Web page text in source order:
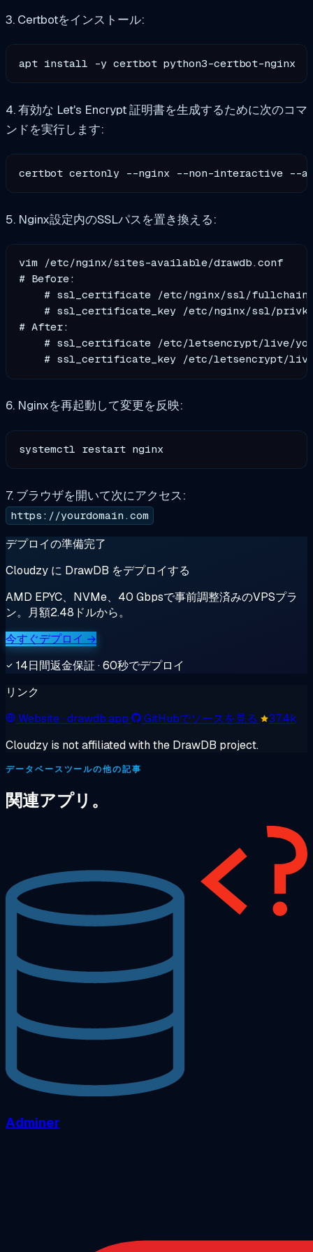
3. Certbotをインストール:
4. 有効な Let's Encrypt 証明書を生成するために次のコマ
ンドを実行します:
certbot certonly --nginx --non-interactive --
5. Nginx設定内のSSLパスを置き換える:
vim /etc/nginx/sites-available/drawdb.conf
# Before:
# ssl_certificate /etc/nginx/ssl/
# ssl_certificate_key /etc/nginx/ssl/
# After:
# ssl_certificate /etc/letsencrypt/live/
6. Nginxを再起動して変更を反映:
7. ブラウザを開いて次にアクセス:
https://yourdomain.com
デプロイの準備完了
Cloudzy に DrawDB をデプロイする
AMD EPYC、NVMe、40 Gbpsで事前調整済みのVPSプラ
ン。月額2.48ドルから。
今すぐデプロイ →
14日間返金保証 · 60秒でデプロイ
リンク
Website· drawdb.app GitHubでソースを見る
37.4k
Cloudzy is not affiliated with the DrawDB project.
データベースツールの他の記事
関連アプリ。
Adminer